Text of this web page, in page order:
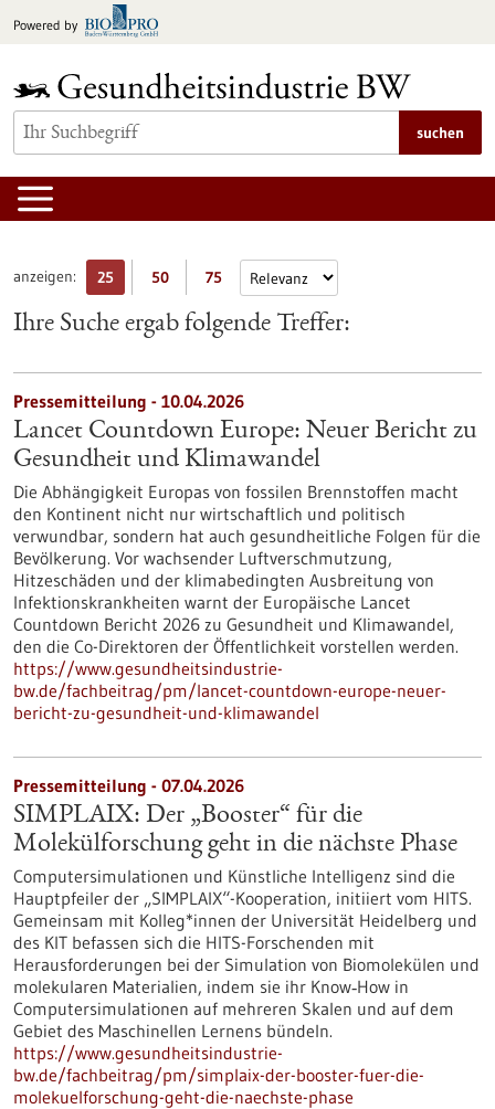
Inhalt
Powered by
suchen
anzeigen: 25 50 75
Ihre Suche ergab folgende Treffer:
Pressemitteilung - 10.04.2026
Lancet Countdown Europe: Neuer Bericht zu
Gesundheit und Klimawandel
Die Abhängigkeit Europas von fossilen Brennstoffen macht
den Kontinent nicht nur wirtschaftlich und politisch
verwundbar, sondern hat auch gesundheitliche Folgen für die
Bevölkerung. Vor wachsender Luftverschmutzung,
Hitzeschäden und der klimabedingten Ausbreitung von
Infektionskrankheiten warnt der Europäische Lancet
Countdown Bericht 2026 zu Gesundheit und Klimawandel,
den die Co-Direktoren der Öffentlichkeit vorstellen werden.
https://www.gesundheitsindustrie-
bw.de/fachbeitrag/pm/lancet-countdown-europe-neuer-
bericht-zu-gesundheit-und-klimawandel
Pressemitteilung - 07.04.2026
SIMPLAIX: Der „Booster“ für die
Molekülforschung geht in die nächste Phase
Computersimulationen und Künstliche Intelligenz sind die
Hauptpfeiler der „SIMPLAIX“-Kooperation, initiiert vom HITS.
Gemeinsam mit Kolleg*innen der Universität Heidelberg und
des KIT befassen sich die HITS-Forschenden mit
Herausforderungen bei der Simulation von Biomolekülen und
molekularen Materialien, indem sie ihr Know‑How in
Computersimulationen auf mehreren Skalen und auf dem
Gebiet des Maschinellen Lernens bündeln.
https://www.gesundheitsindustrie-
bw.de/fachbeitrag/pm/simplaix-der-booster-fuer-die-
molekuelforschung-geht-die-naechste-phase